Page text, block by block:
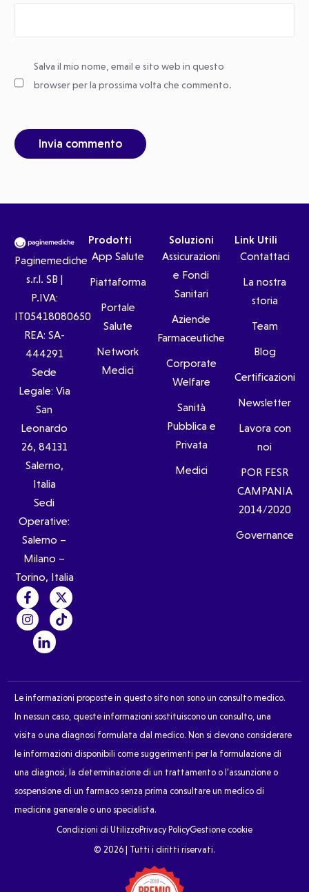
Salva il mio nome, email e sito web in questo
browser per la prossima volta che commento.
Paginemediche
s.r.l. SB |
P.IVA:
IT05418080650
REA: SA-
444291
Sede
Legale: Via
San
Leonardo
26, 84131
Salerno,
Italia
Sedi
Operative:
Salerno –
Milano –
Torino, Italia
Prodotti
App Salute
Piattaforma
Portale
Salute
Network
Medici
Soluzioni
Assicurazioni
e Fondi
Sanitari
Aziende
Farmaceutiche
Corporate
Welfare
Sanità
Pubblica e
Privata
Medici
Link Utili
Contattaci
La nostra
storia
Team
Blog
Certificazioni
Newsletter
Lavora con
noi
POR FESR
CAMPANIA
2014/2020
Governance
Le informazioni proposte in questo sito non sono un consulto medico.
In nessun caso, queste informazioni sostituiscono un consulto, una
visita o una diagnosi formulata dal medico. Non si devono considerare
le informazioni disponibili come suggerimenti per la formulazione di
una diagnosi, la determinazione di un trattamento o l’assunzione o
sospensione di un farmaco senza prima consultare un medico di
medicina generale o uno specialista.
Condizioni di UtilizzoPrivacy PolicyGestione cookie
© 2026 | Tutti i diritti riservati.